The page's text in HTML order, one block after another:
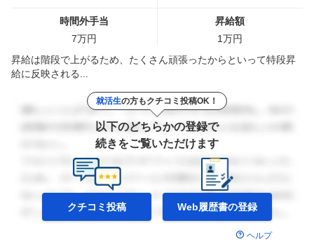
時間外手当
7万円
昇給額
1万円
昇給は階段で上がるため、たくさん頑張ったからといって特段昇
給に反映される...
就活生の方もクチコミ投稿OK！
以下のどちらかの登録で
続きをご覧いただけます
クチコミ投稿 Web履歴書の登録
ヘルプ